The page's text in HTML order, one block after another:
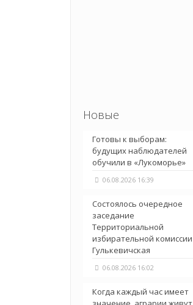
Новые
Готовы к выборам:
будущих наблюдателей
обучили в «Лукоморье»
06.08.2026 16:39
Состоялось очередное
заседание
Территориальной
избирательной комиссии
Гулькевичская
06.08.2026 16:02
Когда каждый час имеет